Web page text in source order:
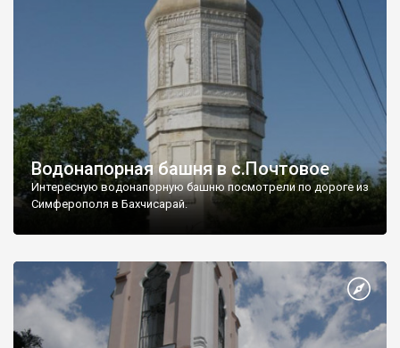
Водонапорная башня в с.Почтовое
Интересную водонапорную башню посмотрели по дороге из
Симферополя в Бахчисарай.